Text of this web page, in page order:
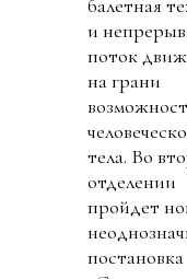
балетная
и
поток
на грани
тела. Во
отделении
пройдет
постановка